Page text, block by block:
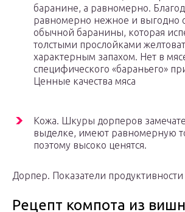
баранине, а равномерно.
равномерно нежное и выгодно
обычной баранины, которая
толстыми прослойками
характерным запахом. Нет в
специфического «бараньего»
Ценные качества мяса
Кожа. Шкуры дорперов
выделке, имеют равномерную
поэтому высоко ценятся.
Дорпер. Показатели продуктивности
Рецепт компота из